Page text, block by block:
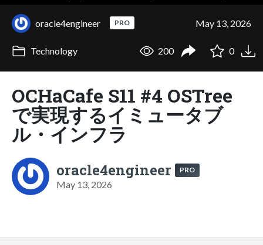
oracle4engineer PRO May 13, 2026
Technology 200 0
OCHaCafe S11 #4 OSTree
で実現するイミュータブ
ル・インフラ
oracle4engineer PRO
May 13, 2026